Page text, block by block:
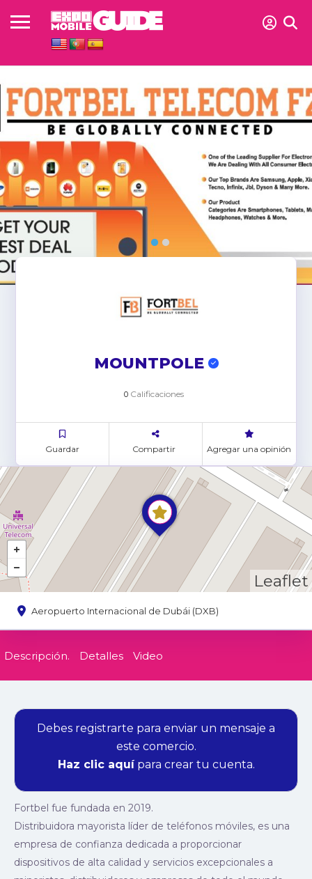
MOUNTPOLE
0 Calificaciones
Guardar Compartir Agregar una opinión
Leaflet
Aeropuerto Internacional de Dubái (DXB)
Descripción. Detalles Video
Debes registrarte para enviar un mensaje a
este comercio.
Haz clic aquípara crear tu cuenta.
Fortbel fue fundada en 2019.
Distribuidora mayorista líder de teléfonos móviles, es una
empresa de confianza dedicada a proporcionar
dispositivos de alta calidad y servicios excepcionales a